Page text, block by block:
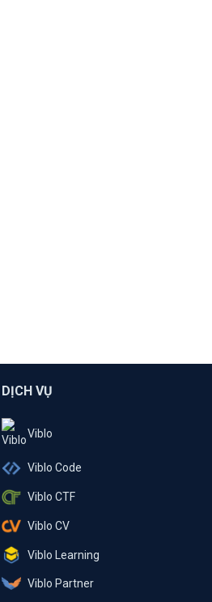
DỊCH VỤ
Viblo
Viblo Code
Viblo CTF
Viblo CV
Viblo Learning
Viblo Partner